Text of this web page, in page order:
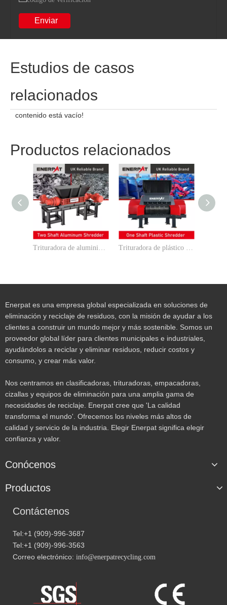
Enviar
Estudios de casos
relacionados
contenido está vacío!
Productos relacionados
Enerpat es una empresa global especializada en soluciones de
eliminación y reciclaje de residuos, con la misión de ayudar a los
clientes a construir un mundo mejor y más sostenible. Somos un
proveedor global líder para clientes municipales e industriales,
ayudándolos a reciclar y eliminar residuos, reducir costos y
consumo, y crear más valor.
Nos centramos en clasificadoras, trituradoras, empacadoras,
cizallas y equipos de eliminación para una amplia gama de
necesidades de reciclaje. Enerpat cree que 'La calidad
transforma el mundo'. Ofrecemos los niveles más altos de
calidad y servicio de la industria. Elegir Enerpat significa elegir
confianza y valor.
Conócenos
Productos
Contáctenos
Tel:+1 (909)-996-3687
Tel:+1 (909)-996-3563
Correo electrónico: info@enerpatrecycling.com